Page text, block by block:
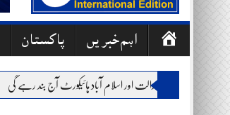
ص
ف
ہ
اہم خبریں پاکستان
وفاقی آئینی عدالت اور اسلام آباد ہائیکورٹ آج بند رہے گی